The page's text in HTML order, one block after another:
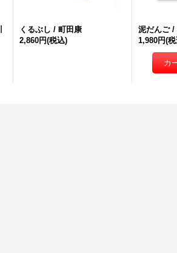
くるぶし / 町田康
2,860円(税込)
泥だんご /
1,980円(